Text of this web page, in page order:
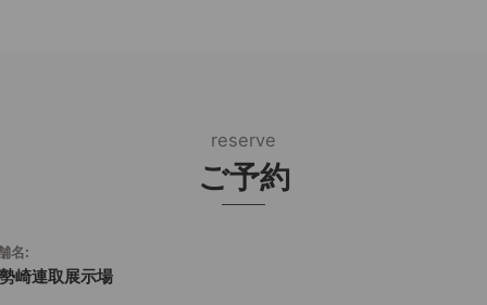
reserve
ご予約
名:
崎連取展示場